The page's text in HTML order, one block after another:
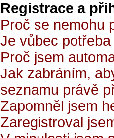
Registrace a
Proč se nemohu
Je vůbec
Proč jsem
Jak zabráním,
seznamu právě
Zapomněl jsem
Zaregistroval